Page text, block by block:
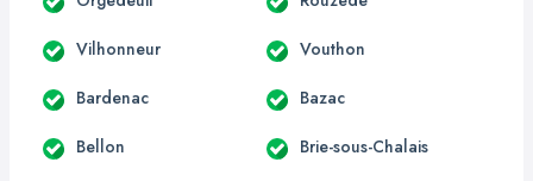
Vilhonneur Vouthon
Bardenac Bazac
Bellon Brie-sous-Chalais